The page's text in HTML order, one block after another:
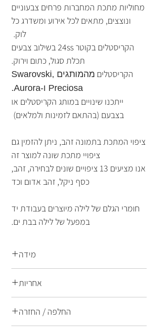
מחוליות מתכת המחברות פרחים צבעוניים
ונוצצים, מתאים לכל אירוע ומשדרג כל
לוק.
הקריסטלים בקוטר 24ss בשילוב צבעים
תכלת סגול, כתום וירוק.
הקריסטלים
מהמותגים Swarovski,
Preciosa ו-Aurora.
ייתכנו שינויים במותג הקריסטלים או
בצבעם (בהתאם לזמינות ולמלאים)
ציפוי המתכת בתמונה זהב, ניתן להזמין גם
ציפויי מתכת שונה למוצר זה
אנו מציעים 13 ציפויים שונים לבחירה, זהב,
כסף ניקל, זהב אדום וכד
חומרי הגלם של לילה מיוצרים בעבודת יד
במפעל של לילה בבת ים.
מידה
משקל: 10 גרםאחריות
ברמת גימור הגבוהה ביותר הן בחומרי
החלפה / החזרה